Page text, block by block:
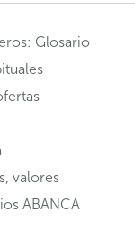
Glosario
valores
ABANCA